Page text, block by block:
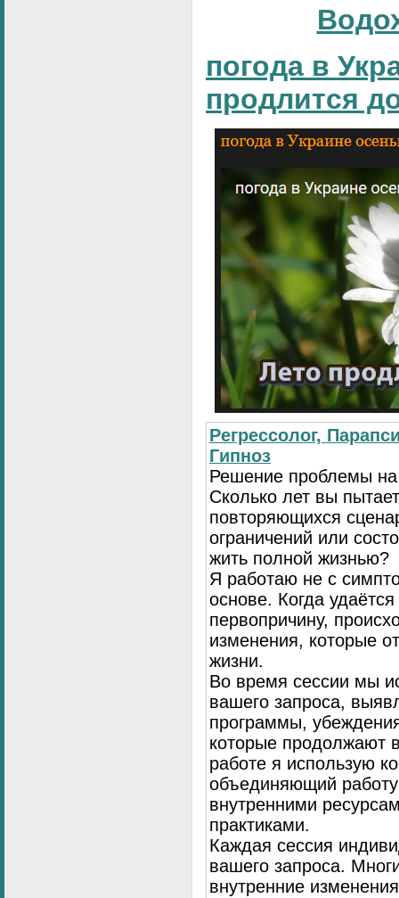
погода в
продлится
Регрессолог,
Гипноз
Решение проблемы на
Сколько лет вы
повторяющихся
ограничений или
жить полной жизнью?
Я работаю не с
основе. Когда
первопричину,
изменения, которые
жизни.
Во время сессии мы
вашего запроса,
программы,
которые продолжают
работе я использую
объединяющий
внутренними
практиками.
Каждая сессия
вашего запроса.
внутренние